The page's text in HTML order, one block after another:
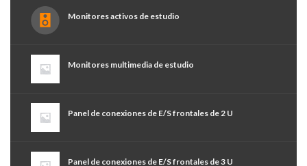
Monitores activos de estudio
Monitores multimedia de estudio
Panel de conexiones de E/S frontales de 2 U
Panel de conexiones de E/S frontales de 3 U